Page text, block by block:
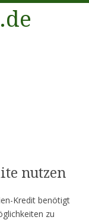
nutzen
Kredit benötigt
zu